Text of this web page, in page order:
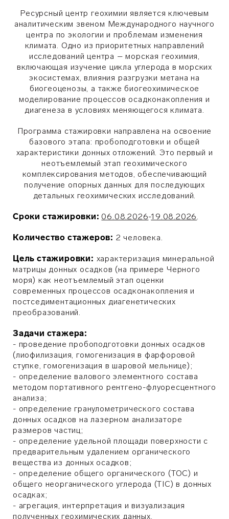
Ресурсный центр геохимии является ключевым
аналитическим звеном Международного научного
центра по экологии и проблемам изменения
климата. Одно из приоритетных направлений
исследований центра – морская геохимия,
включающая изучение цикла углерода в морских
экосистемах, влияния разгрузки метана на
биогеоценозы, а также биогеохимическое
моделирование процессов осадконакопления и
диагенеза в условиях меняющегося климата.
Программа стажировки направлена на освоение
базового этапа: пробоподготовки и общей
характеристики донных отложений. Это первый и
неотъемлемый этап геохимического
комплексирования методов, обеспечивающий
получение опорных данных для последующих
детальных геохимических исследований.
Сроки стажировки:06.08.2026-19.08.2026.
Количество стажеров: 2 человека.
Цель стажировки: характеризация минеральной
матрицы донных осадков (на примере Черного
моря) как неотъемлемый этап оценки
современных процессов осадконакопления и
постседиментационных диагенетических
преобразований.
Задачи стажера:
- проведение пробоподготовки донных осадков
(лиофилизация, гомогенизация в фарфоровой
ступке, гомогенизация в шаровой мельнице);
- определение валового элементного состава
методом портативного рентгено-флуоресцентного
анализа;
- определение гранулометрического состава
донных осадков на лазерном анализаторе
размеров частиц;
- определение удельной площади поверхности с
предварительным удалением органического
вещества из донных осадков;
- определение общего органического (TOC) и
общего неорганического углерода (TIC) в донных
осадках;
- агрегация, интерпретация и визуализация
полученных геохимических данных.